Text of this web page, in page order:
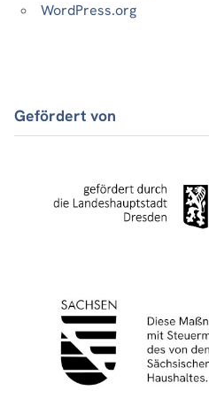
WordPress.org
Gefördert von